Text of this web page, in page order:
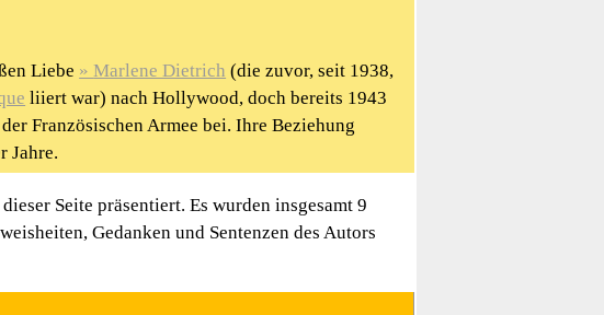
Liebe Marlene Dietrich (die zuvor, seit 1938,
liiert war) nach Hollywood, doch bereits 1943
Französischen Armee bei. Ihre Beziehung
Jahre.
Seite präsentiert. Es wurden insgesamt 9
Gedanken und Sentenzen des Autors